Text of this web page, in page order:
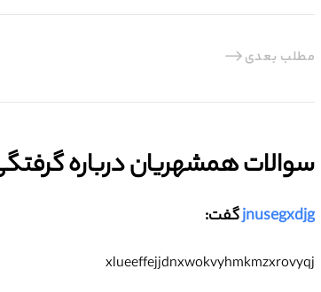
مطلب بعدی
سوالات همشهریان درباره
jnusegxdjgگفت:
xlueeffejjdnxwokvyhmkmzxrovyqj